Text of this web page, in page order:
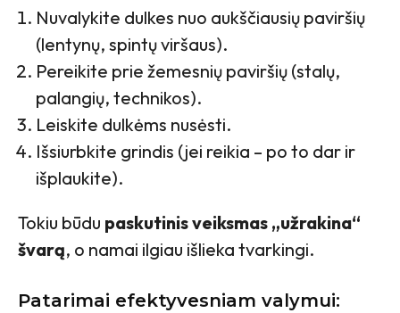
Nuvalykite dulkes nuo aukščiausių paviršių
(lentynų, spintų viršaus).
Pereikite prie žemesnių paviršių (stalų,
palangių, technikos).
Leiskite dulkėms nusėsti.
Išsiurbkite grindis (jei reikia – po to dar ir
išplaukite).
Tokiu būdu paskutinis veiksmas „užrakina“
švarą, o namai ilgiau išlieka tvarkingi.
Patarimai efektyvesniam valymui: